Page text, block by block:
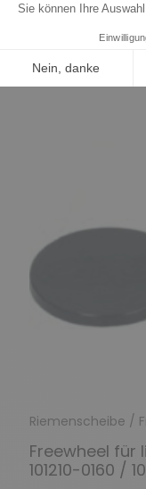
Riemenscheibe /
Freewheel für
101210-0160 /